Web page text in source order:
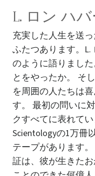
L. ロン ハ
充実した人生を送
ふたつあります。L.
のように語りまし
とをやったか。 そ
を周囲の人たちは
す。 最初の問いに
クすべてに表れて
Scientologyの1万冊
テープがあります
証は、彼が生きた